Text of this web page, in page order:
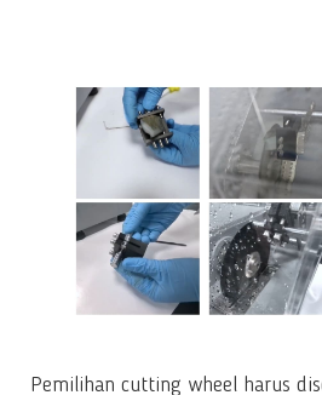
Pemilihan cutting wheel harus